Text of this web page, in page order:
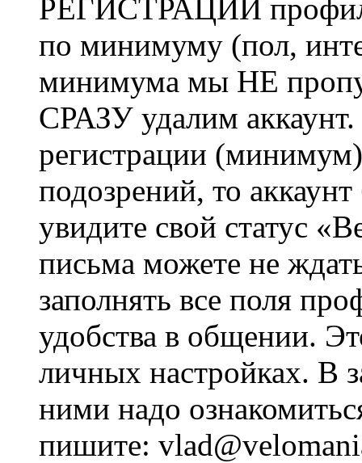
РЕГИСТРАЦИИ профиль
по минимуму (пол,
минимума мы НЕ
СРАЗУ удалим
регистрации
подозрений, то
увидите свой статус
письма можете не
заполнять все поля
удобства в общении.
личных настройках. В
ними надо
пишите: